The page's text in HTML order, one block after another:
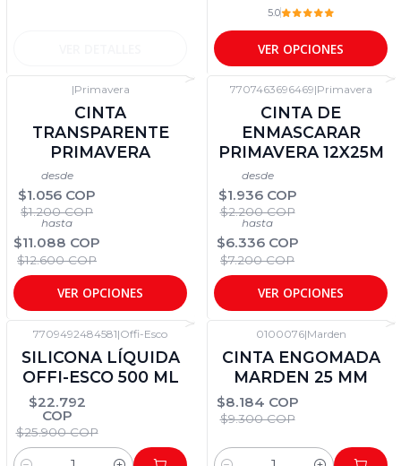
5.0
VER OPCIONES
|Primavera
CINTA
TRANSPARENTE
PRIMAVERA
desde
$1.056 COP
$1.200 COP
hasta
$11.088 COP
$12.600 COP
VER OPCIONES
7707463696469|Primavera
CINTA DE
ENMASCARAR
PRIMAVERA 12X25M
desde
$1.936 COP
$2.200 COP
hasta
$6.336 COP
$7.200 COP
VER OPCIONES
7709492484581|Offi-Esco
SILICONA LÍQUIDA
OFFI-ESCO 500 ML
$22.792
COP
$25.900 COP
0100076|Marden
CINTA ENGOMADA
MARDEN 25 MM
$8.184 COP
$9.300 COP